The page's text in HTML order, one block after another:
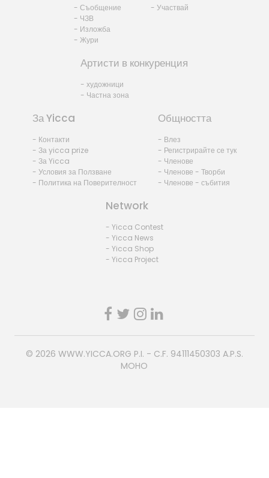
- Съобщение
- ЧЗВ
- Изложба
- Жури
- Участвай
Артисти в конкуренция
- художници
- Частна зона
За Yicca
- Контакти
- За yicca prize
- За Yicca
- Условия за Ползване
- Политика на Поверителност
Общността
- Влез
- Регистрирайте се тук
- Членове
- Членове - Творби
- Членове - събития
Network
- Yicca Contest
- Yicca News
- Yicca Shop
- Yicca Project
© 2026 WWW.YICCA.ORG P.I. - C.F. 94111450303 A.P.S.
MOHO